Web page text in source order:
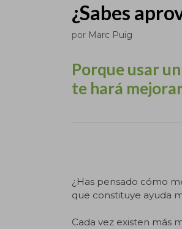
¿Sabes
por Marc Puig
Porque usar
te hará
¿Has pensado cómo
que constituye ayuda
Cada vez existen más